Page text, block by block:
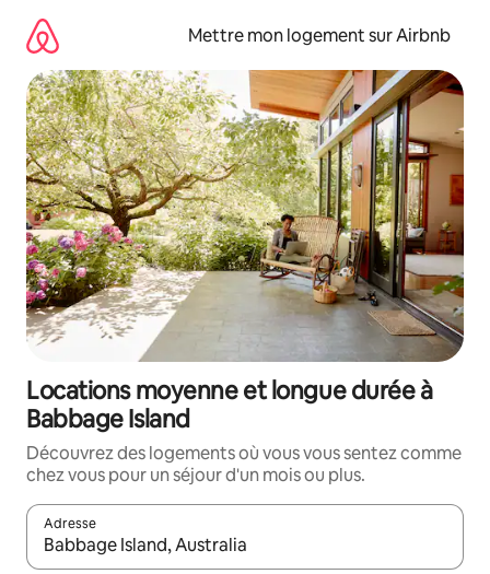
directement
contenu
Mettre mon logement sur Airbnb
Locations moyenne et longue durée à
Babbage Island
Découvrez des logements où vous vous sentez comme
chez vous pour un séjour d'un mois ou plus.
Adresse
Lorsque les résultats s'affichent, utilisez les flèches vers le